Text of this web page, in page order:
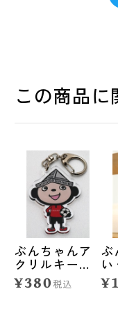
この商品に
ぶんちゃんア
クリルキーホ
ルダー<コンサ
ドーレ札幌練
¥380 税込
ぶ
い